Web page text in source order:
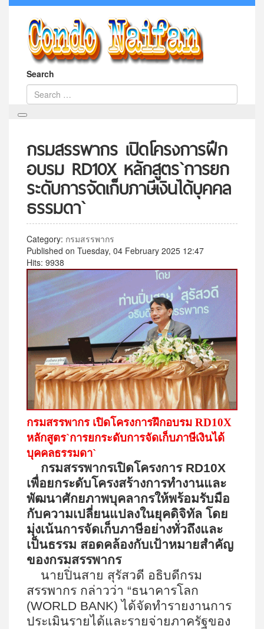
Search
กรมสรรพากร เปิดโครงการฝึก
อบรม RD10X หลักสูตร`การยก
ระดับการจัดเก็บภาษีเงินได้บุคคล
ธรรมดา`
Category: กรมสรรพากร
Published on Tuesday, 04 February 2025 12:47
Hits: 9938
กรมสรรพากร เปิดโครงการฝึกอบรม RD10X
หลักสูตร`การยกระดับการจัดเก็บภาษีเงินได้
บุคคลธรรมดา`
กรมสรรพากรเปิดโครงการ RD10X
เพื่อยกระดับโครงสร้างการทำงานและ
พัฒนาศักยภาพบุคลากรให้พร้อมรับมือ
กับความเปลี่ยนแปลงในยุคดิจิทัล โดย
มุ่งเน้นการจัดเก็บภาษีอย่างทั่วถึงและ
เป็นธรรม สอดคล้องกับเป้าหมายสำคัญ
ของกรมสรรพากร
นายปิ่นสาย สุรัสวดี อธิบดีกรม
สรรพากร กล่าวว่า “ธนาคารโลก
(WORLD BANK)ได้จัดทำรายงานการ
ประเมินรายได้และรายจ่ายภาครัฐของ